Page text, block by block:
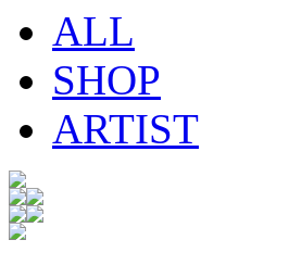
ALL
SHOP
ARTIST